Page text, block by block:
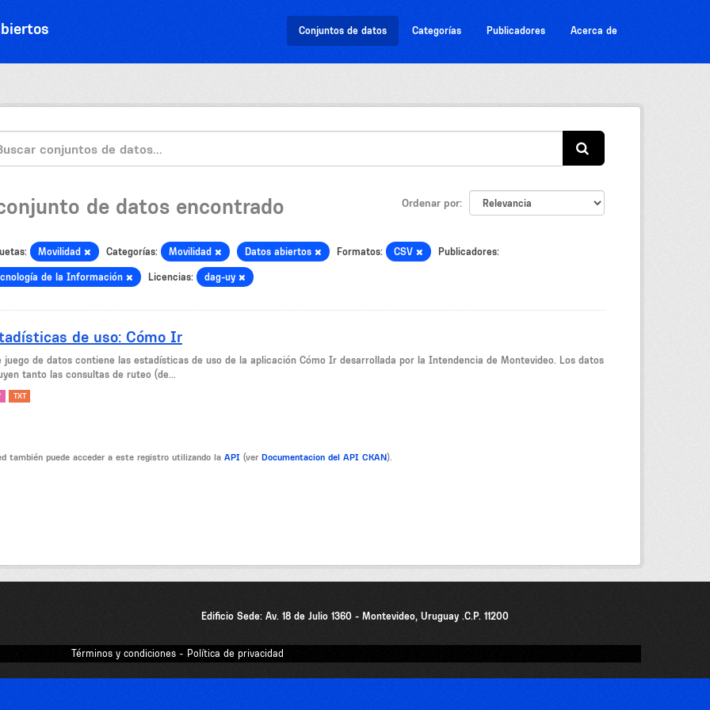
Conjuntos de datos Categorías Publicadores Acerca de
Ordenar por
de datos encontrado
Movilidad Categorías: Movilidad Datos abiertos Formatos: CSV Publicadores:
de la Información Licencias: dag-uy
de uso: Cómo Ir
juego de datos contiene las estadísticas de uso de la aplicación Cómo Ir desarrollada por la Intendencia de Montevideo. Los datos
tanto las consultas de ruteo (de...
TXT
también puede acceder a este registro utilizando la API (ver Documentacion del API CKAN).
Edificio Sede: Av. 18 de Julio 1360 - Montevideo, Uruguay .C.P. 11200
Términos y condiciones - Política de privacidad